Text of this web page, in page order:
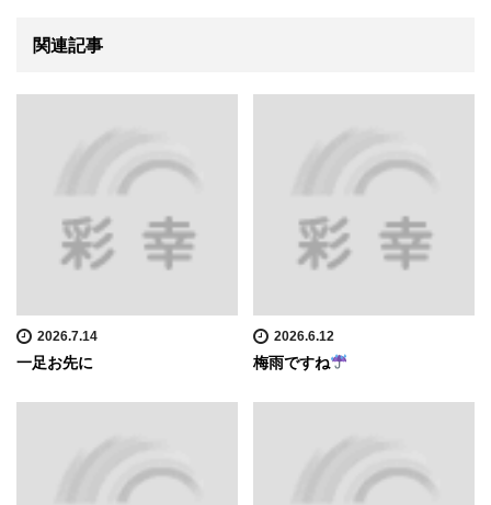
関連記事
2026.7.14
一足お先に
2026.6.12
梅雨ですね